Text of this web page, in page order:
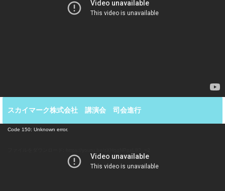
スカイマーク株式会社 講演会 司会進行
Code 150: Unknown error.